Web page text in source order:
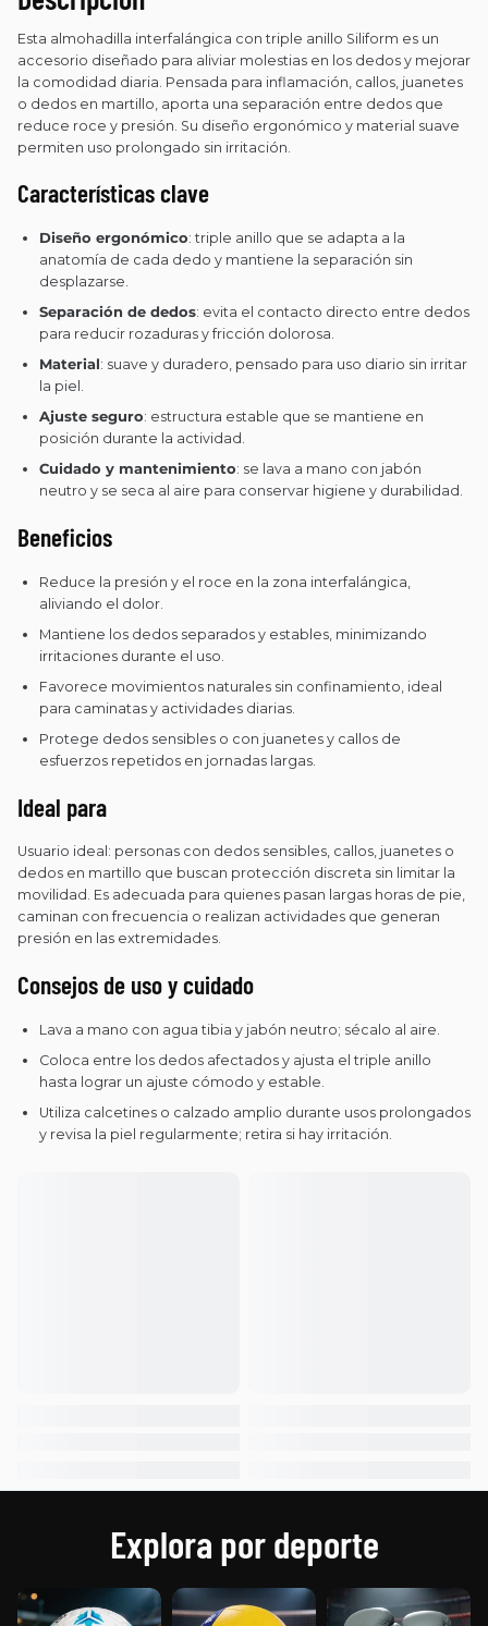
Esta almohadilla interfalángica con triple anillo Siliform es un
accesorio diseñado para aliviar molestias en los dedos y mejorar
la comodidad diaria. Pensada para inflamación, callos, juanetes
o dedos en martillo, aporta una separación entre dedos que
reduce roce y presión. Su diseño ergonómico y material suave
permiten uso prolongado sin irritación.
Características clave
Diseño ergonómico: triple anillo que se adapta a la
anatomía de cada dedo y mantiene la separación sin
desplazarse.
Separación de dedos: evita el contacto directo entre dedos
para reducir rozaduras y fricción dolorosa.
Material: suave y duradero, pensado para uso diario sin irritar
la piel.
Ajuste seguro: estructura estable que se mantiene en
posición durante la actividad.
Cuidado y mantenimiento: se lava a mano con jabón
neutro y se seca al aire para conservar higiene y durabilidad.
Beneficios
Reduce la presión y el roce en la zona interfalángica,
aliviando el dolor.
Mantiene los dedos separados y estables, minimizando
irritaciones durante el uso.
Favorece movimientos naturales sin confinamiento, ideal
para caminatas y actividades diarias.
Protege dedos sensibles o con juanetes y callos de
esfuerzos repetidos en jornadas largas.
Ideal para
Usuario ideal: personas con dedos sensibles, callos, juanetes o
dedos en martillo que buscan protección discreta sin limitar la
movilidad. Es adecuada para quienes pasan largas horas de pie,
caminan con frecuencia o realizan actividades que generan
presión en las extremidades.
Consejos de uso y cuidado
Lava a mano con agua tibia y jabón neutro; sécalo al aire.
Coloca entre los dedos afectados y ajusta el triple anillo
hasta lograr un ajuste cómodo y estable.
Utiliza calcetines o calzado amplio durante usos prolongados
y revisa la piel regularmente; retira si hay irritación.
Explora por deporte